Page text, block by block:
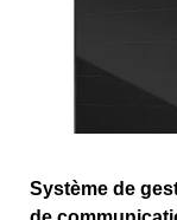
Système de